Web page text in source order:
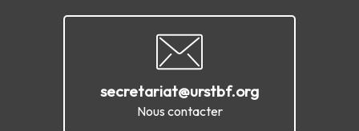
secretariat@urstbf.org
Nous contacter